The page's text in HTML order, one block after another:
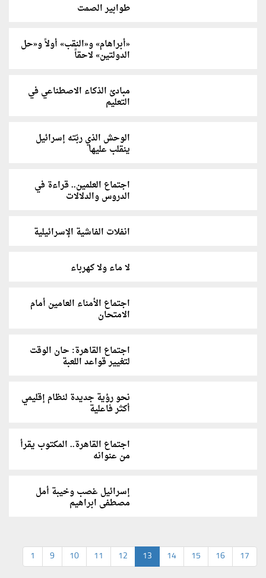
طوابير الصمت
«أبراهام» و«النقب» أولاً و«حل
الدولتين» لاحقاً
مبادئ الذكاء الاصطناعي في
التعليم
الوحش الذي ربّته إسرائيل
ينقلب عليها
اجتماع العلمين.. قراءة في
الدروس والدلالات
انفلات الفاشية الإسرائيلية
لا ماء ولا كهرباء
اجتماع الأمناء العامين أمام
الامتحان
اجتماع القاهرة: حان الوقت
لتغيير قواعد اللعبة
نحو رؤية جديدة لنظام إقليمي
أكثر فاعلية
اجتماع القاهرة.. المكتوب يقرأ
من عنوانه
إسرائيل غصب وخيبة أمل
مصطفى ابراهيم
1 9 10 11 12 13 14 15 16 17